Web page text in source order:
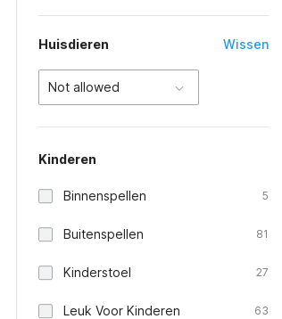
Huisdieren Wissen
Not allowed
Kinderen
Binnenspellen 5
Buitenspellen 81
Kinderstoel 27
Leuk Voor Kinderen 63